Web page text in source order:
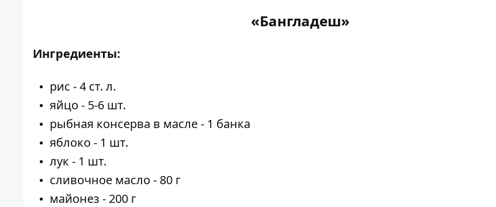
«Бангладеш»
Ингредиенты:
рис - 4 ст. л.
яйцо - 5-6 шт.
рыбная консерва в масле - 1 банка
яблоко - 1 шт.
лук - 1 шт.
сливочное масло - 80 г
майонез - 200 г